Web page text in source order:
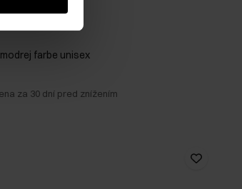
farbe unisex
za 30 dní pred znížením